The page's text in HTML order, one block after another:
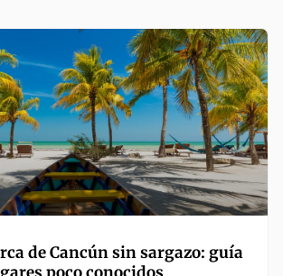
de Cancún sin sargazo: guía